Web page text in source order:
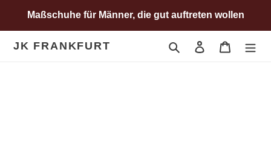
Inhalt
Maßschuhe für Männer, die gut auftreten wollen
JK FRANKFURT Suchen Einloggen